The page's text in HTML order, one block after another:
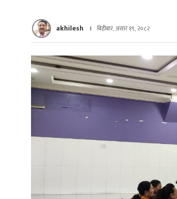
akhilesh बिहीबार, असार १९, २०८२